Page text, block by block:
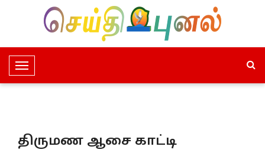
T
o
e
திருமண ஆசை காட்டி